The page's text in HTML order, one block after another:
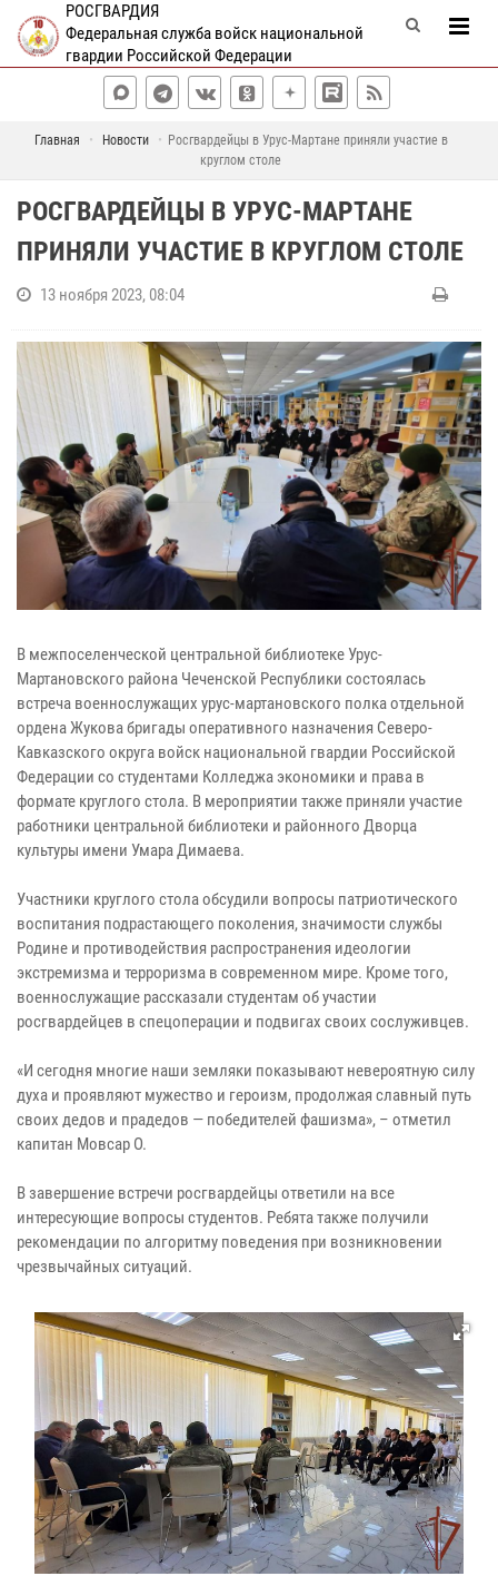
РОСГВАРДИЯ
Федеральная служба войск национальной
гвардии Российской Федерации
Главная Новости
Росгвардейцы в Урус-Мартане приняли участие в
круглом столе
РОСГВАРДЕЙЦЫ В УРУС-МАРТАНЕ
ПРИНЯЛИ УЧАСТИЕ В КРУГЛОМ СТОЛЕ
13 ноября 2023, 08:04
В межпоселенческой центральной библиотеке Урус-
Мартановского района Чеченской Республики состоялась
встреча военнослужащих урус-мартановского полка отдельной
ордена Жукова бригады оперативного назначения Северо-
Кавказского округа войск национальной гвардии Российской
Федерации со студентами Колледжа экономики и права в
формате круглого стола. В мероприятии также приняли участие
работники центральной библиотеки и районного Дворца
культуры имени Умара Димаева.
Участники круглого стола обсудили вопросы патриотического
воспитания подрастающего поколения, значимости службы
Родине и противодействия распространения идеологии
экстремизма и терроризма в современном мире. Кроме того,
военнослужащие рассказали студентам об участии
росгвардейцев в спецоперации и подвигах своих сослуживцев.
«И сегодня многие наши земляки показывают невероятную силу
духа и проявляют мужество и героизм, продолжая славный путь
своих дедов и прадедов — победителей фашизма», – отметил
капитан Мовсар О.
В завершение встречи росгвардейцы ответили на все
интересующие вопросы студентов. Ребята также получили
рекомендации по алгоритму поведения при возникновении
чрезвычайных ситуаций.